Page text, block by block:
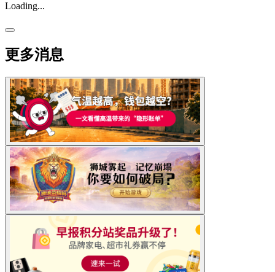
Loading...
更多消息